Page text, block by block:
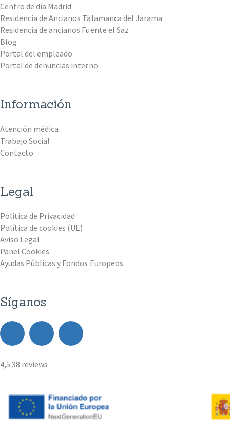
Centro de día Madrid
Residencia de Ancianos Talamanca del Jarama
Residencia de ancianos Fuente el Saz
Blog
Portal del empleado
Portal de denuncias interno
Información
Atención médica
Trabajo Social
Contacto
Legal
Politica de Privacidad
Política de cookies (UE)
Aviso Legal
Panel Cookies
Ayudas Públicas y Fondos Europeos
Síganos
4,5 38 reviews